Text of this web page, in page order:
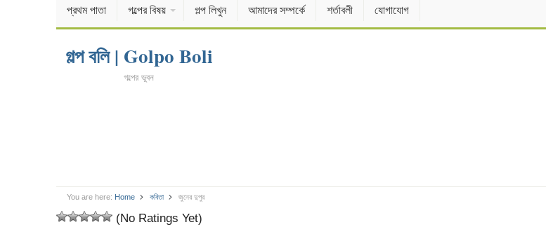
প্রথম পাতা গল্পের বিষয় গল্প লিখুন আমাদের সম্পর্কে শর্তাবলী যোগাযোগ
গল্প বলি | Golpo Boli
গল্পের ভুবন
You are here: Home কবিতা জুনের দুপুর
(No Ratings Yet)